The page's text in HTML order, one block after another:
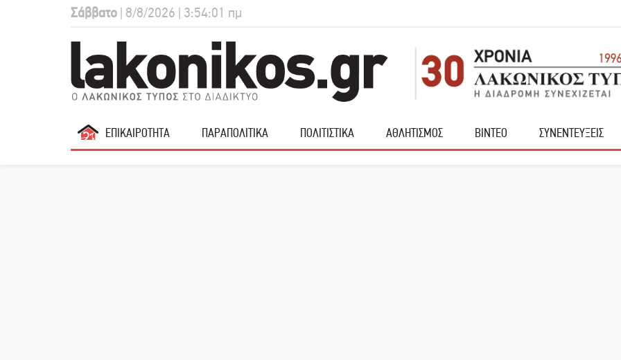
Σάββατο | 8/8/2026 | 3:54:01 πμ
ΕΠΙΚΑΙΡΟΤΗΤΑ ΠΑΡΑΠΟΛΙΤΙΚΑ ΠΟΛΙΤΙΣΤΙΚΑ ΑΘΛΗΤΙΣΜΟΣ ΒΙΝΤΕΟ ΣΥΝΕΝΤΕΥΞΕΙΣ